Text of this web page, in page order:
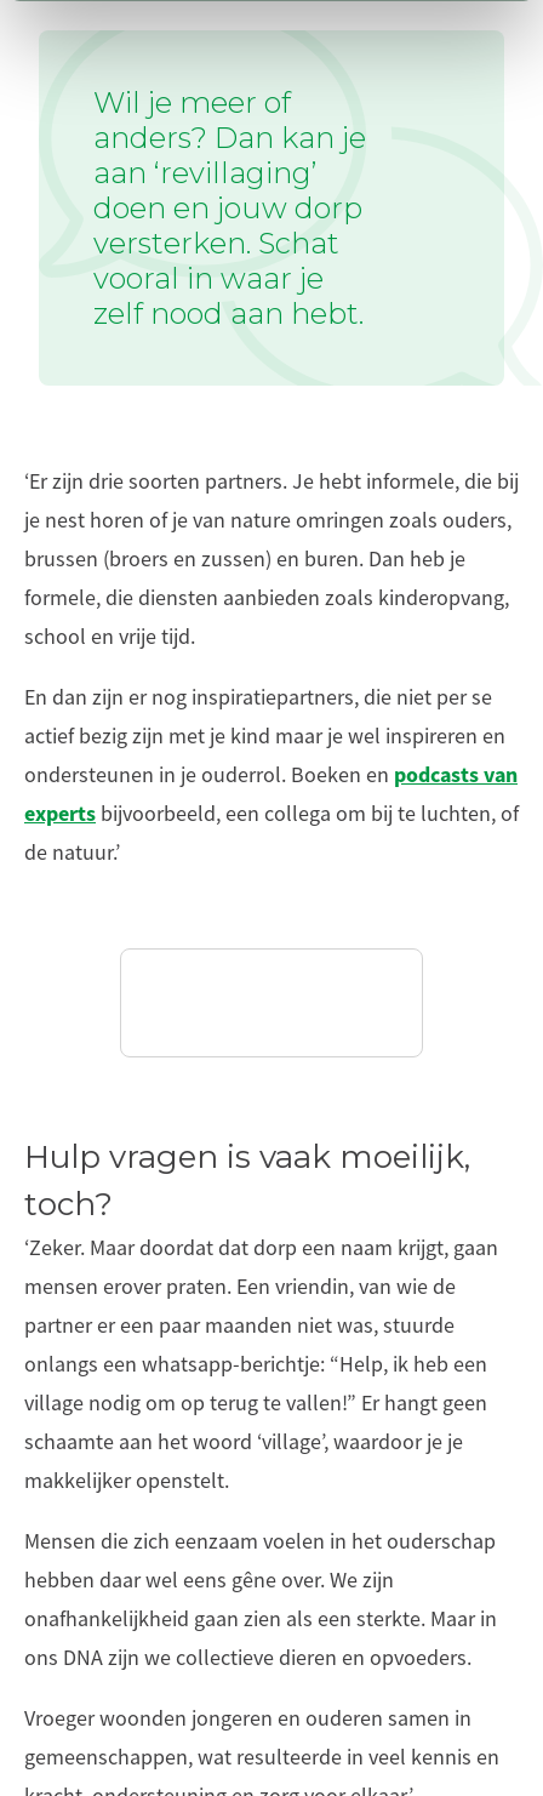
Wil je meer of
anders? Dan kan je
aan ‘revillaging’
doen en jouw dorp
versterken. Schat
vooral in waar je
zelf nood aan hebt.
‘Er zijn drie soorten partners. Je hebt informele, die bij
je nest horen of je van nature omringen zoals ouders,
brussen (broers en zussen) en buren. Dan heb je
formele, die diensten aanbieden zoals kinderopvang,
school en vrije tijd.
En dan zijn er nog inspiratiepartners, die niet per se
actief bezig zijn met je kind maar je wel inspireren en
ondersteunen in je ouderrol. Boeken en podcasts van
experts bijvoorbeeld, een collega om bij te luchten, of
de natuur.’
Hulp vragen is vaak moeilijk,
toch?
‘Zeker. Maar doordat dat dorp een naam krijgt, gaan
mensen erover praten. Een vriendin, van wie de
partner er een paar maanden niet was, stuurde
onlangs een whatsapp-berichtje: “Help, ik heb een
village nodig om op terug te vallen!” Er hangt geen
schaamte aan het woord ‘village’, waardoor je je
makkelijker openstelt.
Mensen die zich eenzaam voelen in het ouderschap
hebben daar wel eens gêne over. We zijn
onafhankelijkheid gaan zien als een sterkte. Maar in
ons DNA zijn we collectieve dieren en opvoeders.
Vroeger woonden jongeren en ouderen samen in
gemeenschappen, wat resulteerde in veel kennis en